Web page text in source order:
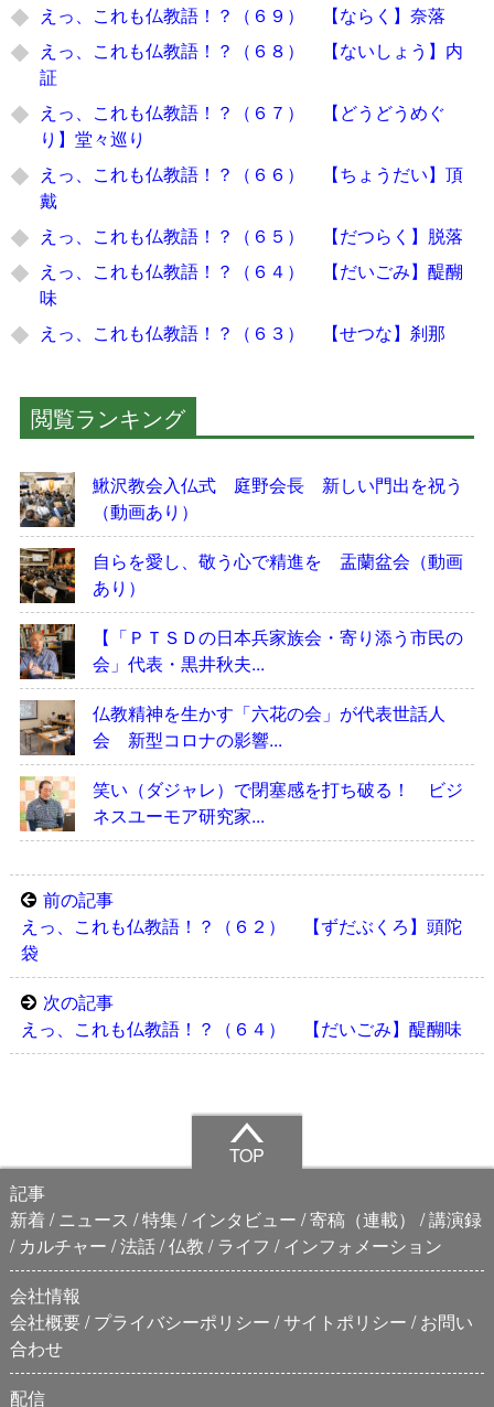
えっ、これも仏教語！？（６９） 【ならく】奈落
えっ、これも仏教語！？（６８） 【ないしょう】内
証
えっ、これも仏教語！？（６７） 【どうどうめぐ
り】堂々巡り
えっ、これも仏教語！？（６６） 【ちょうだい】頂
戴
えっ、これも仏教語！？（６５） 【だつらく】脱落
えっ、これも仏教語！？（６４） 【だいごみ】醍醐
味
えっ、これも仏教語！？（６３） 【せつな】刹那
閲覧ランキング
鰍沢教会入仏式 庭野会長 新しい門出を祝う
（動画あり）
自らを愛し、敬う心で精進を 盂蘭盆会（動画
あり）
【「ＰＴＳＤの日本兵家族会・寄り添う市民の
会」代表・黒井秋夫...
仏教精神を生かす「六花の会」が代表世話人
会 新型コロナの影響...
笑い（ダジャレ）で閉塞感を打ち破る！ ビジ
ネスユーモア研究家...
前の記事
えっ、これも仏教語！？（６２） 【ずだぶくろ】頭陀
袋
次の記事
えっ、これも仏教語！？（６４） 【だいごみ】醍醐味
TOP
記事
新着
ニュース 特集 インタビュー 寄稿（連載）
講演録
カルチャー 法話 仏教 ライフ
インフォメーション
会社情報
会社概要 プライバシーポリシー サイトポリシー
お問い
合わせ
配信